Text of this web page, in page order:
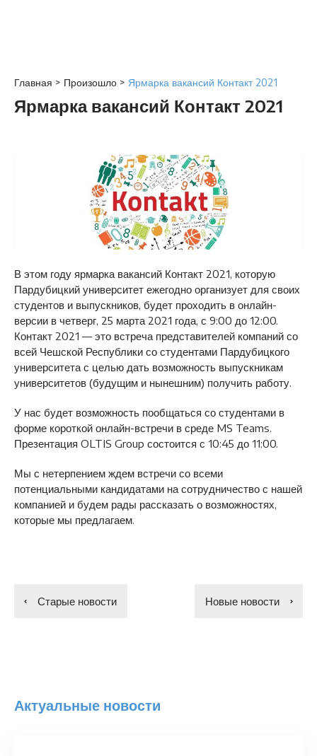
Главная > Произошло > Ярмарка вакансий Контакт 2021
Ярмарка вакансий Контакт 2021
В этом году ярмарка вакансий Контакт 2021, которую
Пардубицкий университет ежегодно организует для своих
студентов и выпускников, будет проходить в онлайн-
версии в четверг, 25 марта 2021 года, с 9:00 до 12:00.
Контакт 2021 — это встреча представителей компаний со
всей Чешской Республики со студентами Пардубицкого
университета с целью дать возможность выпускникам
университетов (будущим и нынешним) получить работу.
У нас будет возможность пообщаться со студентами в
форме короткой онлайн-встречи в среде MS Teams.
Презентация OLTIS Group состоится с 10:45 до 11:00.
Мы с нетерпением ждем встречи со всеми
потенциальными кандидатами на сотрудничество с нашей
компанией и будем рады рассказать о возможностях,
которые мы предлагаем.
Старые новости Новые новости
Актуальные новости